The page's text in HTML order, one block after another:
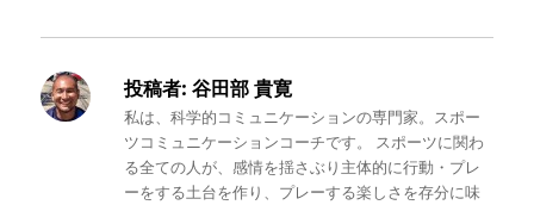
投稿者: 谷田部 貴寛
私は、科学的コミュニケーションの専門家。スポー
ツコミュニケーションコーチです。 スポーツに関わ
る全ての人が、感情を揺さぶり主体的に行動・プレ
ーをする土台を作り、プレーする楽しさを存分に味